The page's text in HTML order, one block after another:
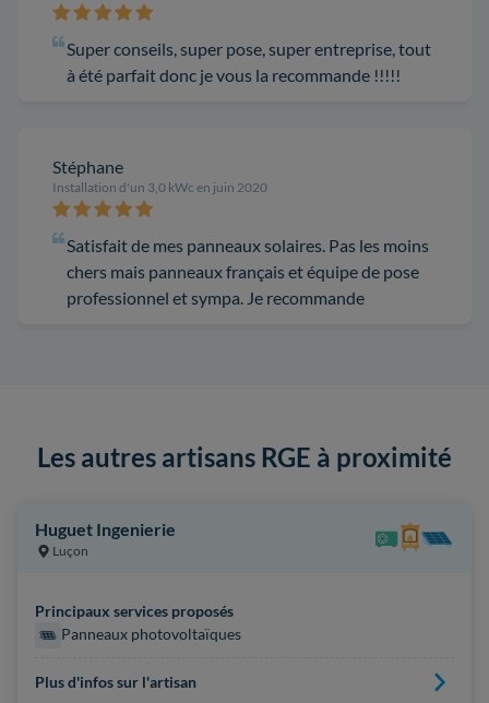
Super conseils, super pose, super entreprise, tout
à été parfait donc je vous la recommande !!!!!
Stéphane
Installation d'un 3,0 kWc en juin 2020
Satisfait de mes panneaux solaires. Pas les moins
chers mais panneaux français et équipe de pose
professionnel et sympa. Je recommande
Les autres artisans RGE à proximité
Huguet Ingenierie
Luçon
Principaux services proposés
Panneaux photovoltaïques
Plus d'infos sur l'artisan